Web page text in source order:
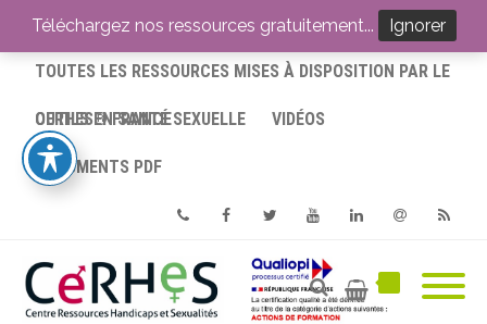
ACCUEIL
TOUTES LES RESSOURCES MISES À DISPOSITION PAR LE
CERHES® FRANCE
OUTILS EN SANTÉ SEXUELLE VIDÉOS
DOCUMENTS PDF
PhoneFacebookTwitterYoutube
Téléchargez nos ressources gratuitement... Ignorer